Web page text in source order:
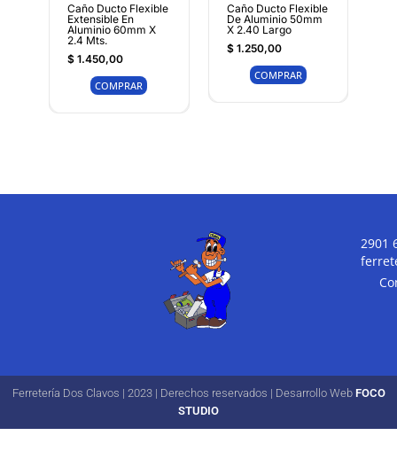
Caño Ducto Flexible
Extensible En
Aluminio 60mm X
2.4 Mts.
$1.450,00
COMPRAR
Caño Ducto Flexible
De Aluminio 50mm
X 2.40 Largo
$1.250,00
COMPRAR
2901
Ferretería Dos Clavos | 2023 | Derechos reservados | Desarrollo Web FOCO
STUDIO